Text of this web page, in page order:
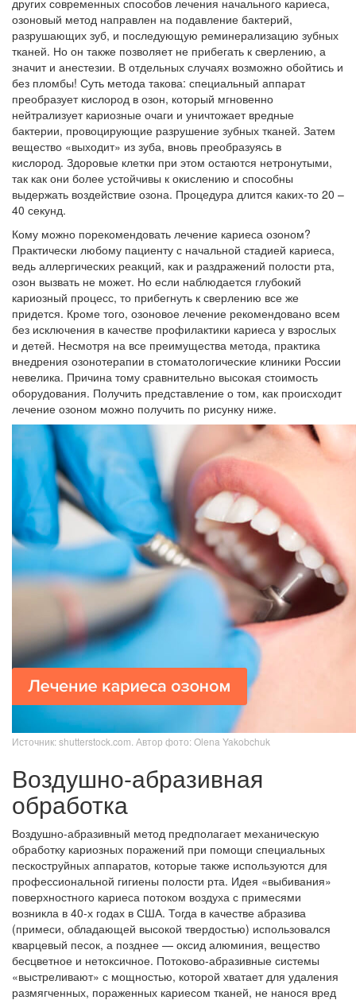
других современных способов лечения начального кариеса,
озоновый метод направлен на подавление бактерий,
разрушающих зуб, и последующую реминерализацию зубных
тканей. Но он также позволяет не прибегать к сверлению, а
значит и анестезии. В отдельных случаях возможно обойтись и
без пломбы! Суть метода такова: специальный аппарат
преобразует кислород в озон, который мгновенно
нейтрализует кариозные очаги и уничтожает вредные
бактерии, провоцирующие разрушение зубных тканей. Затем
вещество «выходит» из зуба, вновь преобразуясь в
кислород. Здоровые клетки при этом остаются нетронутыми,
так как они более устойчивы к окислению и способны
выдержать воздействие озона. Процедура длится каких-то 20 –
40 секунд.
Кому можно порекомендовать лечение кариеса озоном?
Практически любому пациенту с начальной стадией кариеса,
ведь аллергических реакций, как и раздражений полости рта,
озон вызвать не может. Но если наблюдается глубокий
кариозный процесс, то прибегнуть к сверлению все же
придется. Кроме того, озоновое лечение рекомендовано всем
без исключения в качестве профилактики кариеса у взрослых
и детей. Несмотря на все преимущества метода, практика
внедрения озонотерапии в стоматологические клиники России
невелика. Причина тому сравнительно высокая стоимость
оборудования. Получить представление о том, как происходит
лечение озоном можно получить по рисунку ниже.
Источник: shutterstock.com. Автор фото: Olena Yakobchuk
Воздушно-абразивная
обработка
Воздушно-абразивный метод предполагает механическую
обработку кариозных поражений при помощи специальных
пескоструйных аппаратов, которые также используются для
профессиональной гигиены полости рта. Идея «выбивания»
поверхностного кариеса потоком воздуха с примесями
возникла в 40-х годах в США. Тогда в качестве абразива
(примеси, обладающей высокой твердостью) использовался
кварцевый песок, а позднее — оксид алюминия, вещество
бесцветное и нетоксичное. Потоково-абразивные системы
«выстреливают» с мощностью, которой хватает для удаления
размягченных, пораженных кариесом тканей, не нанося вред